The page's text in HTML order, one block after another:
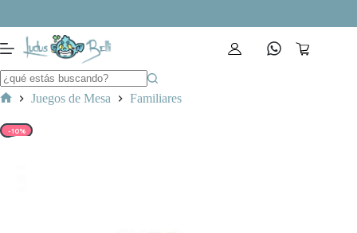
contenido
Carro
Juegos de Mesa Familiares
-10%